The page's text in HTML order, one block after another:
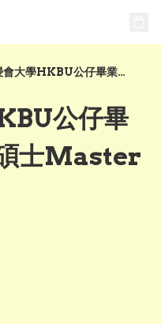
香港浸會大學HKBU公仔畢業袍 (可綉字)【碩士Master 】
公仔畢
士Master